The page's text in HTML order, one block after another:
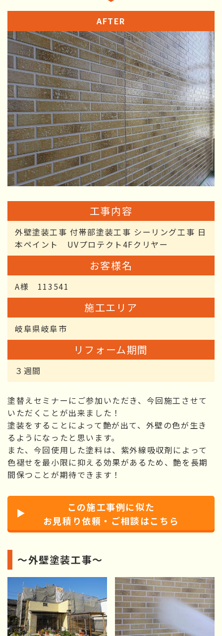
AFTER
工事内容
外壁塗装工事 付帯部塗装工事 シーリング工事 日
本ペイント UVプロテクト4Fクリヤー
お客様名
A様 113541
施工エリア
岐阜県岐阜市
リフォーム期間
３週間
塗替えセミナーにご参加いただき、今回施工させて
いただくことが出来ました！
塗装をすることによって艶が出て、外壁の色が生き
るようになったと思います。
また、今回使用した塗料は、紫外線吸収剤によって
色褪せを最小限に抑える効果があるため、艶を長期
間保つことが期待できます！
この施工事例に似た
お見積り依頼・ご相談はこちら
～外壁塗装工事～